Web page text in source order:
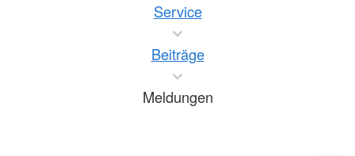
Service
Beiträge
Meldungen